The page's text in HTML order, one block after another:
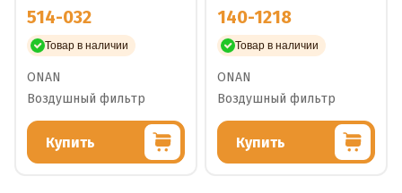
514-032
Товар в наличии
ONAN
Воздушный фильтр
Купить
140-1218
Товар в наличии
ONAN
Воздушный фильтр
Купить